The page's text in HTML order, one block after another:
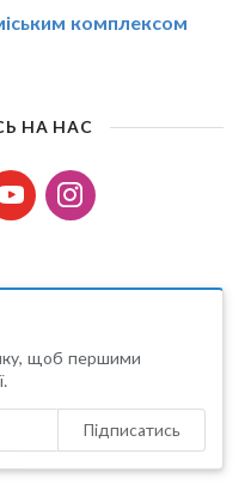
комплексом
НА НАС
щоб першими
Підписатись